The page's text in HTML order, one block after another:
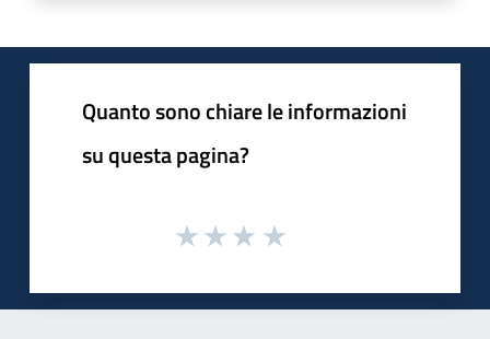
Quanto sono chiare le informazioni
su questa pagina?